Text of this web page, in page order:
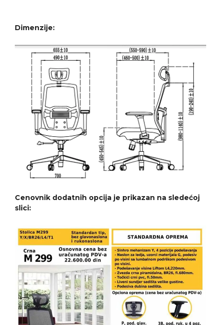
Dimenzije:
Cenovnik dodatnih opcija je prikazan na sledećoj
slici: